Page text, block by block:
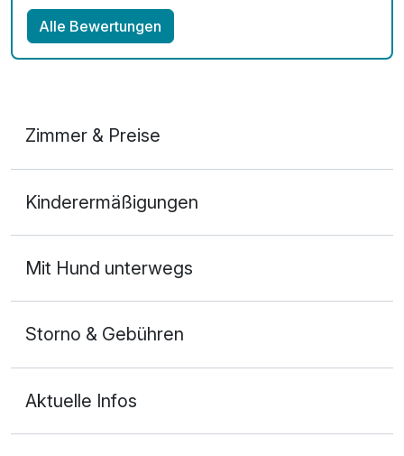
Alle Bewertungen
Zimmer & Preise
2 Erwachsene und 1 Kind
Kinderermäßigungen
Mit Hund unterwegs
Storno & Gebühren
Aktuelle Infos